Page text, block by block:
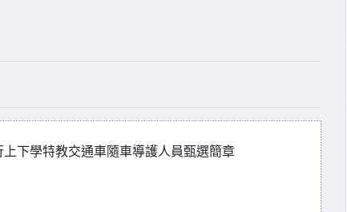
下學特教交通車隨車導護人員甄選簡章